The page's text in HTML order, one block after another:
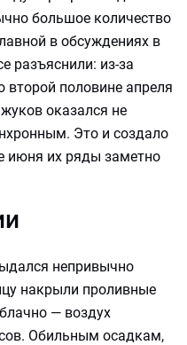
большое количество
в обсуждениях в
разъяснили: из-за
половине апреля
оказался не
Это и создало
июня их ряды заметно
непривычно
накрыли проливные
— воздух
Обильным осадкам,